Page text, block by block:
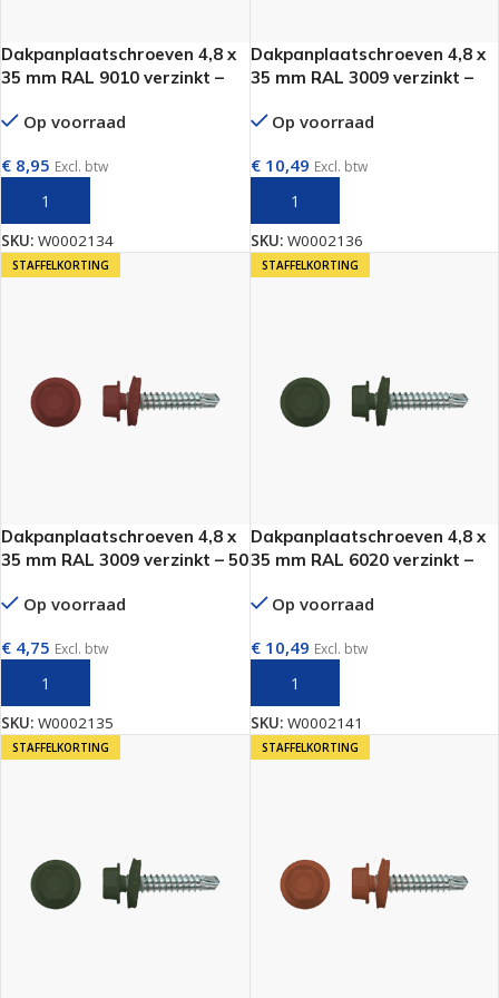
Dakpanplaatschroeven 4,8 x
35 mm RAL 9010 verzinkt –
Op voorraad
€ 8,95 Excl. btw
SKU: W0002134
Dakpanplaatschroeven 4,8 x
35 mm RAL 3009 verzinkt –
Op voorraad
€10,49 Excl. btw
SKU: W0002136
STAFFELKORTING
Dakpanplaatschroeven 4,8 x
35 mm RAL 3009 verzinkt – 50
Op voorraad
€ 4,75 Excl. btw
SKU: W0002135
STAFFELKORTING
Dakpanplaatschroeven 4,8 x
35 mm RAL 6020 verzinkt –
Op voorraad
€10,49 Excl. btw
SKU: W0002141
STAFFELKORTING STAFFELKORTING